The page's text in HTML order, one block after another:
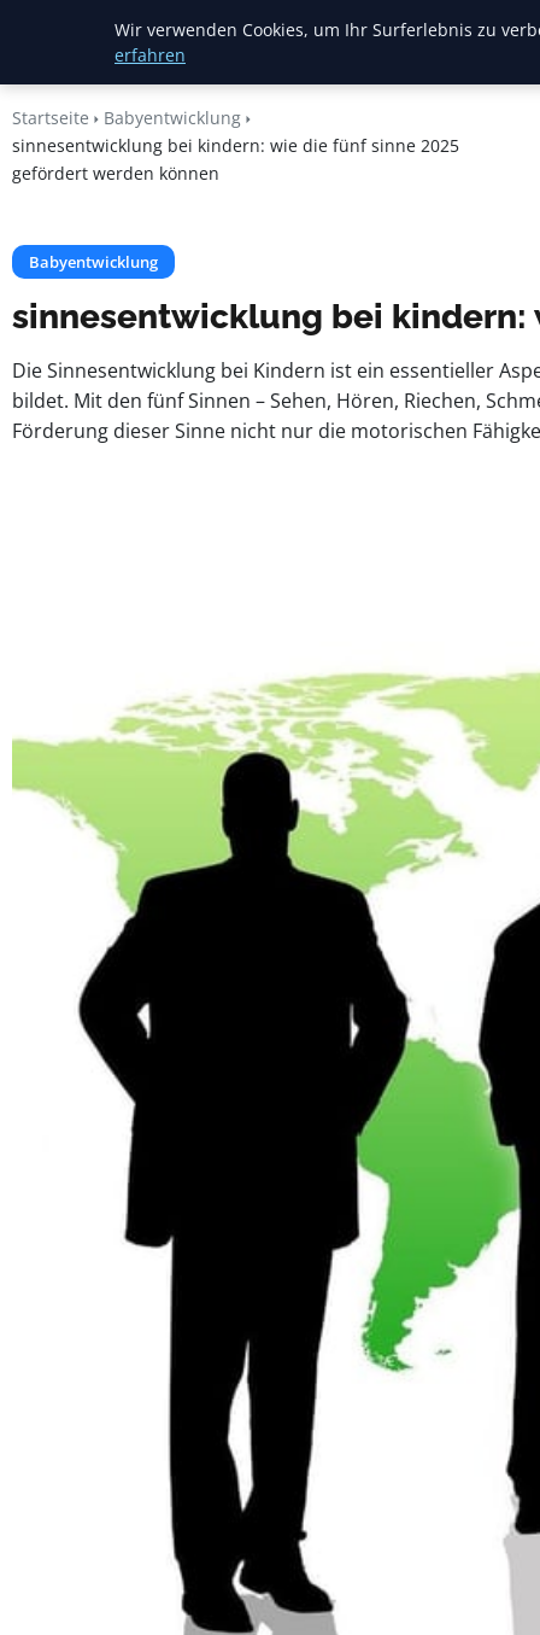
Mariannes
Kinderladen
Startseite
Babyentwicklung
sinnesentwicklung bei kindern: wie die fünf sinne 2025
gefördert werden können
Babyentwicklung
sinnesentwicklung bei kindern:
Die Sinnesentwicklung bei Kindern ist ein essentieller
bildet. Mit den fünf Sinnen – Sehen, Hören, Riechen,
Förderung dieser Sinne nicht nur die motorischen
Wir verwenden Cookies, um Ihr Surferlebnis zu
erfahren